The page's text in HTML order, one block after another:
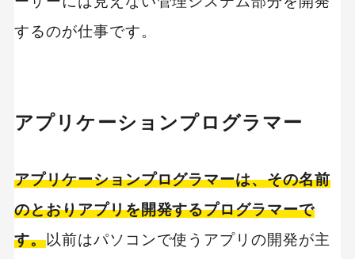
するのが仕事です。
アプリケーションプログラマー
アプリケーションプログラマーは、その名前
のとおりアプリを開発するプログラマーで
す。以前はパソコンで使うアプリの開発が主